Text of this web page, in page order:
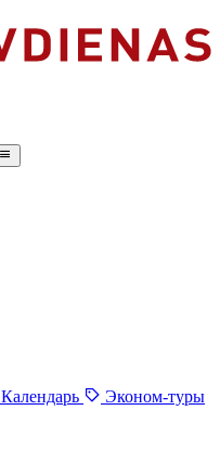
Календарь
Эконом-туры